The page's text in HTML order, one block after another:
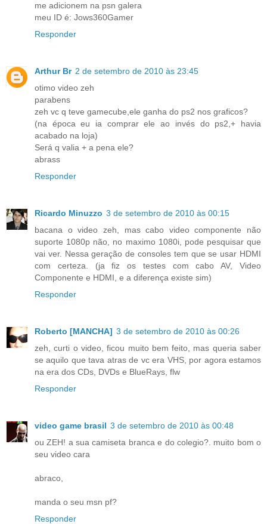
me adicionem na psn galera
meu ID é: Jows360Gamer
Responder
Arthur Br 2 de setembro de 2010 às 23:45
otimo video zeh
parabens
zeh vc q teve gamecube,ele ganha do ps2 nos graficos?
(na época eu ia comprar ele ao invés do ps2,+ havia
acabado na loja)
Será q valia + a pena ele?
abrass
Responder
Ricardo Minuzzo 3 de setembro de 2010 às 00:15
bacana o video zeh, mas cabo video componente não
suporte 1080p não, no maximo 1080i, pode pesquisar que
vai ver. Nessa geração de consoles tem que se usar HDMI
com certeza. (ja fiz os testes com cabo AV, Video
Componente e HDMI, e a diferença existe sim)
Responder
Roberto [MANCHA] 3 de setembro de 2010 às 00:26
zeh, curti o video, ficou muito bem feito, mas queria saber
se aquilo que tava atras de vc era VHS, por agora estamos
na era dos CDs, DVDs e BlueRays, flw
Responder
video game brasil 3 de setembro de 2010 às 00:48
ou ZEH! a sua camiseta branca e do colegio?. muito bom o
seu video cara
abraco,
manda o seu msn pf?
Responder